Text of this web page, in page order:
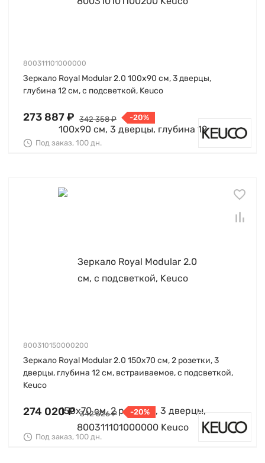
800311101000000
Зеркало Royal Modular 2.0 100х90 см, 3 дверцы,
глубина 12 см, с подсветкой, Keuco
273 887 ₽ 342 358 ₽ -20%
Под заказ, 100 дн.
800310150000200
Зеркало Royal Modular 2.0 150х70 см, 2 розетки, 3
дверцы, глубина 12 см, встраиваемое, с подсветкой,
Keuco
274 020 ₽ 342 526 ₽ -20%
Под заказ, 100 дн.